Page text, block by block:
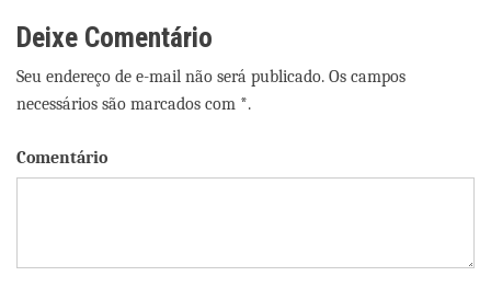
Deixe Comentário
Seu endereço de e-mail não será publicado. Os campos
necessários são marcados com *.
Comentário